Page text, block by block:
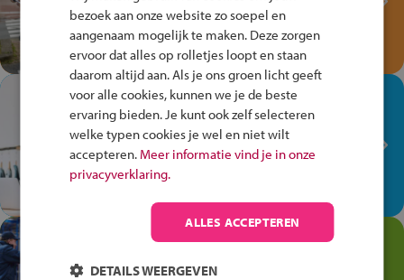
Speel het Fiets Veilig Verkeersspel
en win een Cortina-fiets!
In de winkel ben je op je
plek!
Ontdek via het vmbo jouw talent
op de winkelvloer, waar elke dag
Jouw talent in de
Transport en Logistiek
bezoek aan onze website zo soepel en
aangenaam mogelijk te maken. Deze zorgen
ervoor dat alles op rolletjes loopt en staan
daarom altijd aan. Als je ons groen licht geeft
voor alle cookies, kunnen we je de beste
ervaring bieden. Je kunt ook zelf selecteren
welke typen cookies je wel en niet wilt
accepteren. Meer informatie vind je in onze
privacyverklaring.
ALLES ACCEPTEREN
DETAILS WEERGEVEN